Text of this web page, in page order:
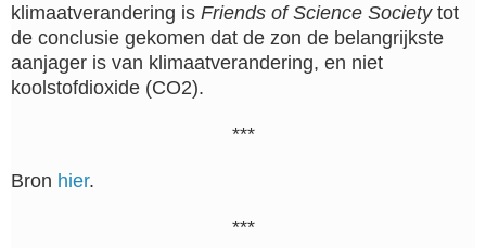
klimaatverandering is Friends of Science Societytot
de conclusie gekomen dat de zon de belangrijkste
aanjager is van klimaatverandering, en niet
koolstofdioxide (CO2).
***
Bron hier.
***